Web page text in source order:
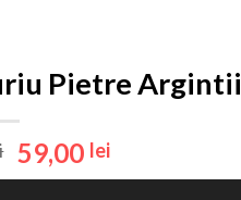
Pietre Argintii
Prețul
inițial
59,00 leiPrețul
curent